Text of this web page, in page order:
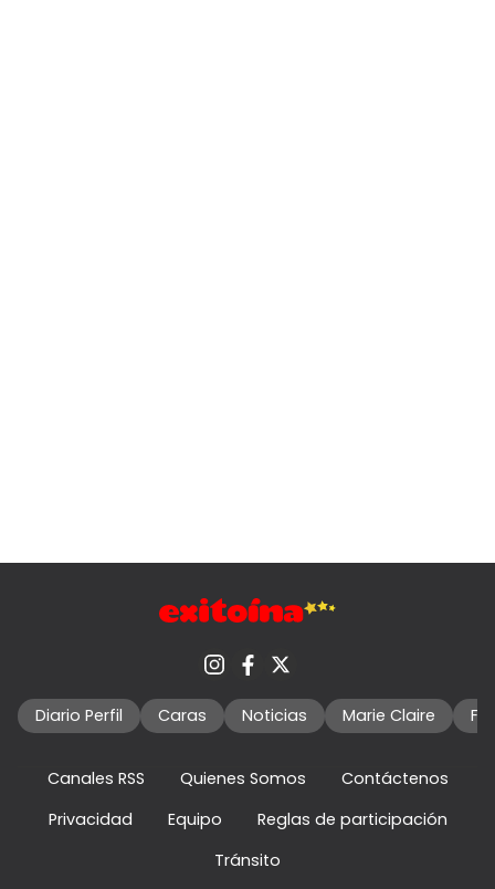
Diario Perfil Caras Noticias Marie Claire
Canales RSS Quienes Somos
Contáctenos
Privacidad
Equipo
Reglas de participación
Tránsito